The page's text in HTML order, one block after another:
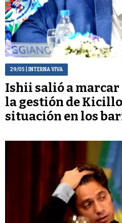
29/05 | INTERNA VIVA
Ishii salió a marcar
la gestión de
situación en los